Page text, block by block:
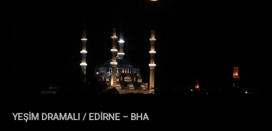
YEŞİM DRAMALI / EDİRNE – BHA